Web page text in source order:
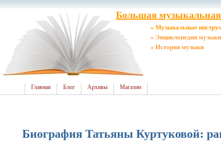
Большая
» Музыкальные
» Энциклопедия музыки
» История музыки
Главная Блог Архивы Магазин
Биография Татьяны Куртуковой: